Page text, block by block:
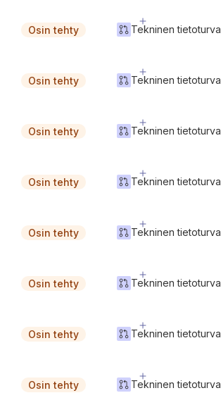
Osin tehty Tekninen tietoturva
Osin tehty Tekninen tietoturva
Osin tehty Tekninen tietoturva
Osin tehty Tekninen tietoturva
Osin tehty Tekninen tietoturva
Osin tehty Tekninen tietoturva
Osin tehty Tekninen tietoturva
Osin tehty Tekninen tietoturva